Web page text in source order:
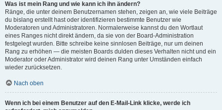
Was ist mein Rang und wie kann ich ihn ändern?
Ränge, die unter deinem Benutzernamen stehen, zeigen an, wie viele Beiträge
du bislang erstellt hast oder identifizieren bestimmte Benutzer wie
Moderatoren und Administratoren. Normalerweise kannst du den Wortlaut
eines Ranges nicht direkt ändern, da sie von der Board-Administration
festgelegt wurden. Bitte schreibe keine sinnlosen Beiträge, nur um deinen
Rang zu erhöhen — die meisten Boards dulden dieses Verhalten nicht und ein
Moderator oder Administrator wird deinen Rang unter Umständen einfach
wieder zurücksetzen.
Nach oben
Wenn ich bei einem Benutzer auf den E-Mail-Link klicke, werde ich